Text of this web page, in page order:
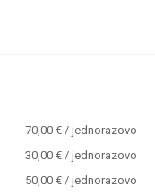
70,00€/ jednorazovo
30,00€/ jednorazovo
50,00€/ jednorazovo